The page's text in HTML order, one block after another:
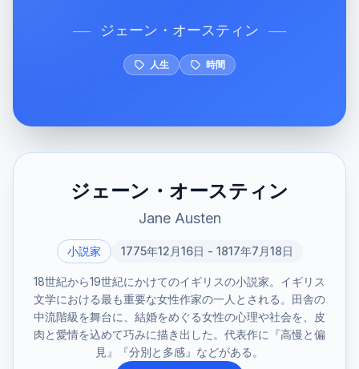
── ジェーン・オースティン ──
人生 時間
ジェーン・オースティン
Jane Austen
小説家 1775年12月16日 - 1817年7月18日
18世紀から19世紀にかけてのイギリスの小説家。イギリス
文学における最も重要な女性作家の一人とされる。田舎の
中流階級を舞台に、結婚をめぐる女性の心理や社会を、皮
肉と愛情を込めて巧みに描き出した。代表作に『高慢と偏
見』『分別と多感』などがある。